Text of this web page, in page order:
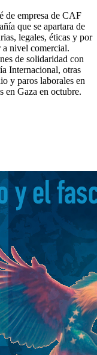
de empresa de CAF
que se apartara de
legales, éticas y por
a nivel comercial.
de solidaridad con
Internacional, otras
y paros laborales en
en Gaza en octubre.